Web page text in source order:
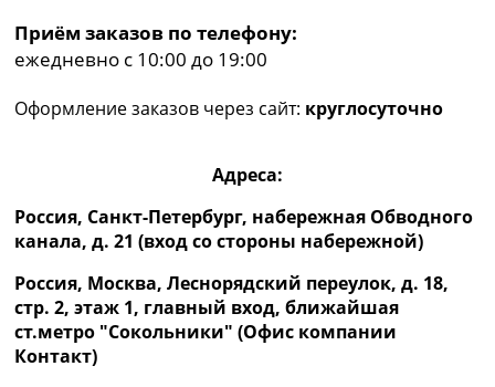
Приём заказов по телефону:
ежедневно с 10:00 до 19:00
Оформление заказов через сайт: круглосуточно
Адреса:
Россия, Санкт-Петербург, набережная Обводного
канала, д. 21 (вход со стороны набережной)
Россия, Москва, Леснорядский переулок, д. 18,
стр. 2, этаж 1, главный вход, ближайшая
ст.метро "Сокольники" (Офис компании
Контакт)